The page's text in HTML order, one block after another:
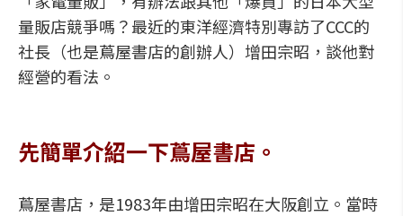
量販店競爭嗎？最近的東洋經濟特別專訪了CCC的
社長（也是蔦屋書店的創辦人）增田宗昭，談他對
經營的看法。
先簡單介紹一下蔦屋書店。
蔦屋書店，是1983年由增田宗昭在大阪創立。當時